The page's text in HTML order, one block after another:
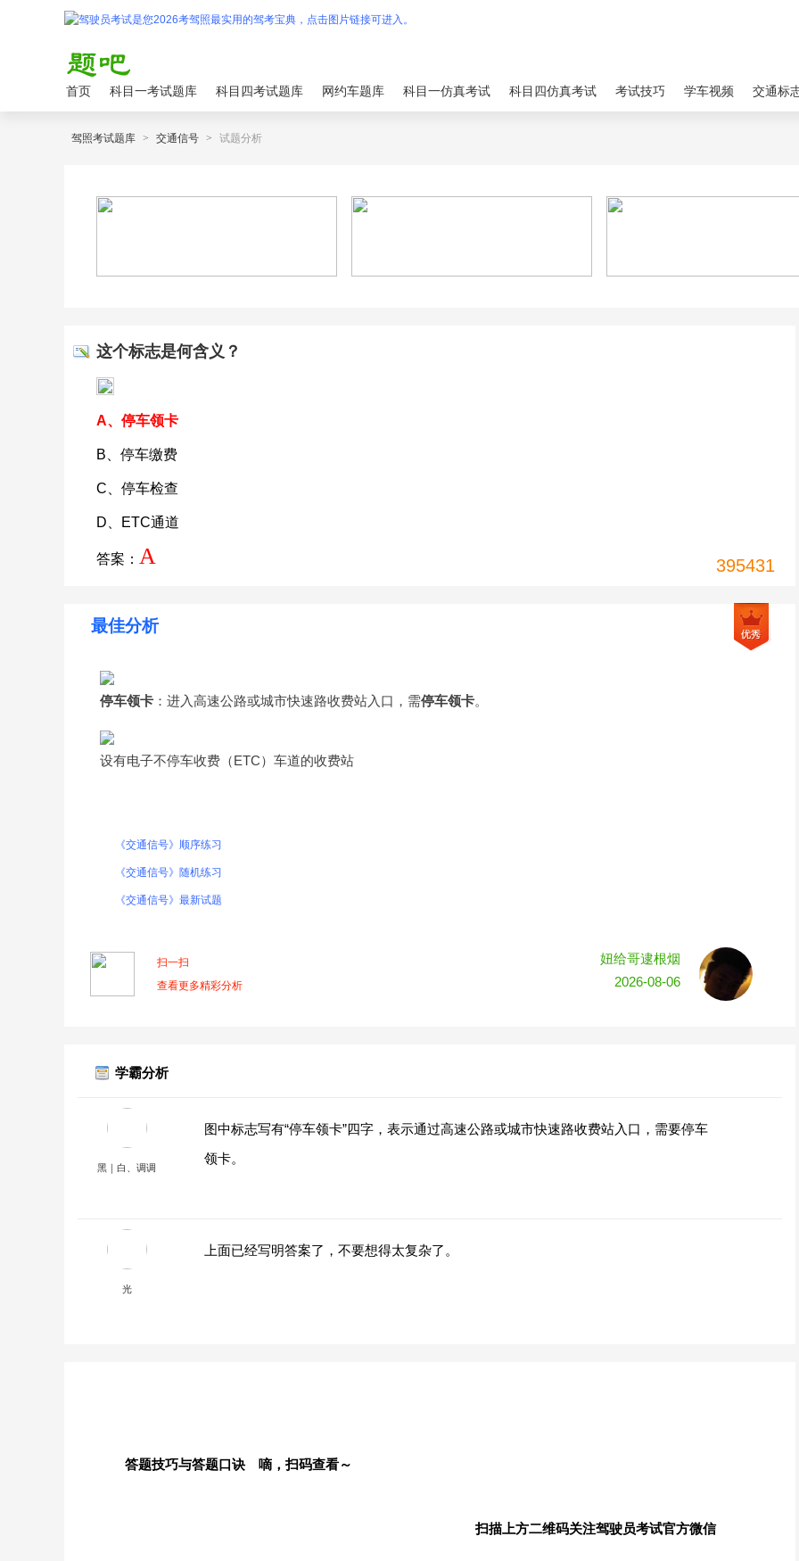
首页 科目一考试题库 科目四考试题库 网约车题库 科目一仿真考试 科目四仿真考试 考试技巧 学车视频 交通标
驾照考试题库 > 交通信号 > 试题分析
这个标志是何含义？
A、停车领卡
B、停车缴费
C、停车检查
D、ETC通道
答案： A 395431
最佳分析
停车领卡 ：进入高速公路或城市快速路收费站入口，需停车领卡。
设有电子不停车收费（ETC）车道的收费站
《交通信号》顺序练习
《交通信号》随机练习
《交通信号》最新试题
扫一扫
查看更多精彩分析
妞给哥逮根烟
2026-08-06
学霸分析
黑｜白、调调
图中标志写有“停车领卡”四字，表示通过高速公路或城市快速路收费站入口，需要停车
领卡。
光
上面已经写明答案了，不要想得太复杂了。
答题技巧与答题口诀 嘀，扫码查看～
扫描上方二维码关注驾驶员考试官方微信